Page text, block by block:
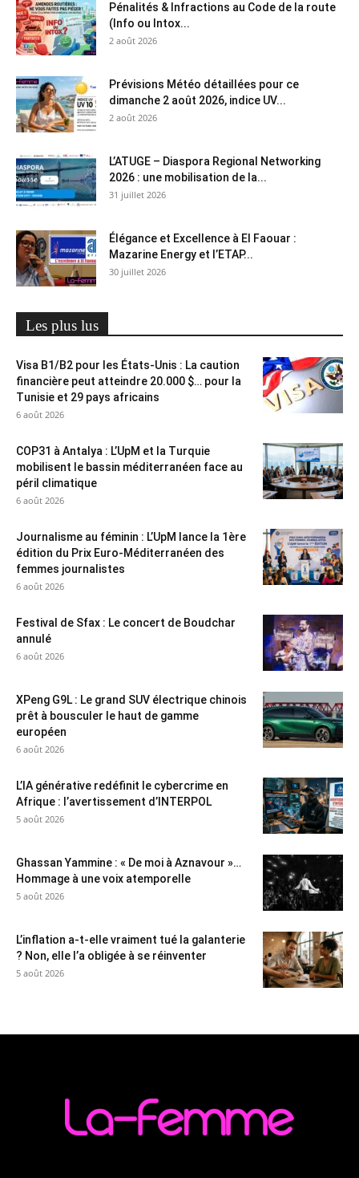
Pénalités & Infractions au Code de la route
(Info ou Intox...
2 août 2026
Prévisions Météo détaillées pour ce
dimanche 2 août 2026, indice UV...
2 août 2026
L’ATUGE – Diaspora Regional Networking
2026 : une mobilisation de la...
31 juillet 2026
Élégance et Excellence à El Faouar :
Mazarine Energy et l’ETAP...
30 juillet 2026
Les plus lus
Visa B1/B2 pour les États-Unis : La caution
financière peut atteindre 20.000 $… pour la
Tunisie et 29 pays africains
6 août 2026
COP31 à Antalya : L’UpM et la Turquie
mobilisent le bassin méditerranéen face au
péril climatique
6 août 2026
Journalisme au féminin : L’UpM lance la 1ère
édition du Prix Euro-Méditerranéen des
femmes journalistes
6 août 2026
Festival de Sfax : Le concert de Boudchar
annulé
6 août 2026
XPeng G9L : Le grand SUV électrique chinois
prêt à bousculer le haut de gamme
européen
6 août 2026
L’IA générative redéfinit le cybercrime en
Afrique : l’avertissement d’INTERPOL
5 août 2026
Ghassan Yammine : « De moi à Aznavour »…
Hommage à une voix atemporelle
5 août 2026
L’inflation a-t-elle vraiment tué la galanterie
? Non, elle l’a obligée à se réinventer
5 août 2026